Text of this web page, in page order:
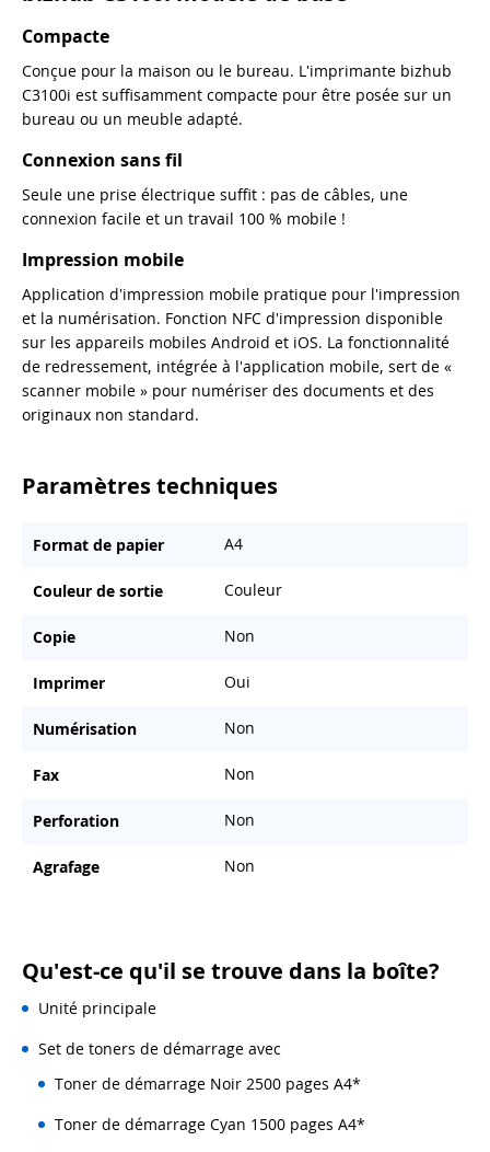
Compacte
Conçue pour la maison ou le bureau. L'imprimante bizhub
C3100i est suffisamment compacte pour être posée sur un
bureau ou un meuble adapté.
Connexion sans fil
Seule une prise électrique suffit : pas de câbles, une
connexion facile et un travail 100 % mobile !
Impression mobile
Application d'impression mobile pratique pour l'impression
et la numérisation. Fonction NFC d'impression disponible
sur les appareils mobiles Android et iOS. La fonctionnalité
de redressement, intégrée à l'application mobile, sert de «
scanner mobile » pour numériser des documents et des
originaux non standard.
Paramètres techniques
Format de papier A4
Couleur de sortie Couleur
Copie Non
Imprimer Oui
Numérisation Non
Fax Non
Perforation Non
Agrafage Non
Qu'est-ce qu'il se trouve dans la boîte?
Unité principale
Set de toners de démarrage avec
Toner de démarrage Noir 2500 pages A4*
Toner de démarrage Cyan 1500 pages A4*